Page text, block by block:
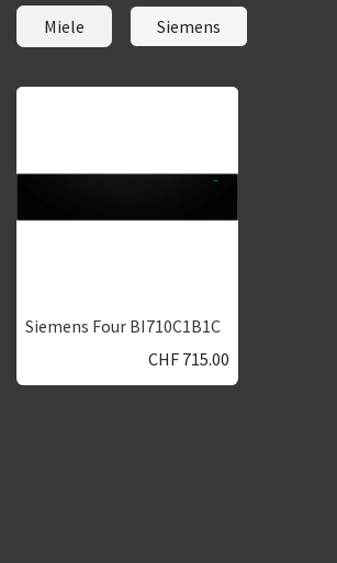
Miele Siemens
Siemens Four BI710C1B1C
CHF 715.00